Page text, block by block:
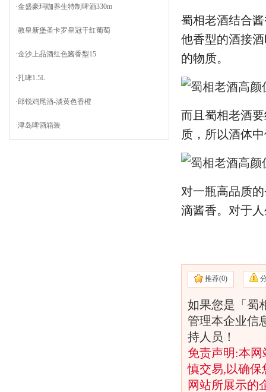
·金盛豪玛咖养生特制啤酒330m
·教皇新堡圣卡罗皇冠干红葡萄
·金沙上品酒红色酱香型15
·扎啤1.5L
·郎锐鸡尾酒-淡黄色香橙
·津岛啤酒箱装
蜀相老酒结合
他香型的酒接
的物质。
而且蜀相老酒
质，所以酒体
对一瓶高品质
滴酱香。对于
推荐(0)
如果您是「蜀
管理本企业信
持人员！
免责声明:本
慎交易,以确
网站所展示的